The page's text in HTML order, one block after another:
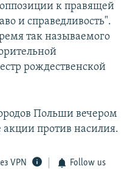
к правящей
и справедливость".
так называемого
рождественской
Польши вечером
акции против насилия.
VPN Follow us